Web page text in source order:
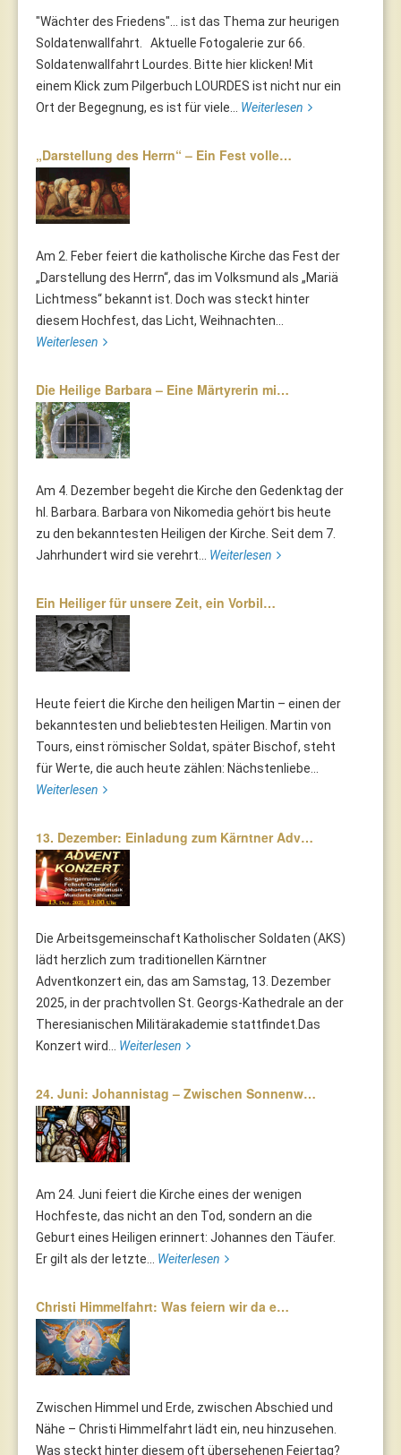
"Wächter des Friedens"... ist das Thema zur heurigen
Soldatenwallfahrt. Aktuelle Fotogalerie zur 66.
Soldatenwallfahrt Lourdes. Bitte hier klicken! Mit
einem Klick zum Pilgerbuch LOURDES ist nicht nur ein
Ort der Begegnung, es ist für viele... Weiterlesen
„Darstellung des Herrn“ – Ein Fest volle…
Am 2. Feber feiert die katholische Kirche das Fest der
„Darstellung des Herrn“, das im Volksmund als „Mariä
Lichtmess“ bekannt ist. Doch was steckt hinter
diesem Hochfest, das Licht, Weihnachten...
Weiterlesen
Die Heilige Barbara – Eine Märtyrerin mi…
Am 4. Dezember begeht die Kirche den Gedenktag der
hl. Barbara. Barbara von Nikomedia gehört bis heute
zu den bekanntesten Heiligen der Kirche. Seit dem 7.
Jahrhundert wird sie verehrt... Weiterlesen
Ein Heiliger für unsere Zeit, ein Vorbil…
Heute feiert die Kirche den heiligen Martin – einen der
bekanntesten und beliebtesten Heiligen. Martin von
Tours, einst römischer Soldat, später Bischof, steht
für Werte, die auch heute zählen: Nächstenliebe...
Weiterlesen
13. Dezember: Einladung zum Kärntner Adv…
Die Arbeitsgemeinschaft Katholischer Soldaten (AKS)
lädt herzlich zum traditionellen Kärntner
Adventkonzert ein, das am Samstag, 13. Dezember
2025, in der prachtvollen St. Georgs-Kathedrale an der
Theresianischen Militärakademie stattfindet.Das
Konzert wird... Weiterlesen
24. Juni: Johannistag – Zwischen Sonnenw…
Am 24. Juni feiert die Kirche eines der wenigen
Hochfeste, das nicht an den Tod, sondern an die
Geburt eines Heiligen erinnert: Johannes den Täufer.
Er gilt als der letzte... Weiterlesen
Christi Himmelfahrt: Was feiern wir da e…
Zwischen Himmel und Erde, zwischen Abschied und
Nähe – Christi Himmelfahrt lädt ein, neu hinzusehen.
Was steckt hinter diesem oft übersehenen Feiertag?